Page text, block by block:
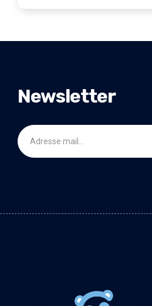
Newsletter